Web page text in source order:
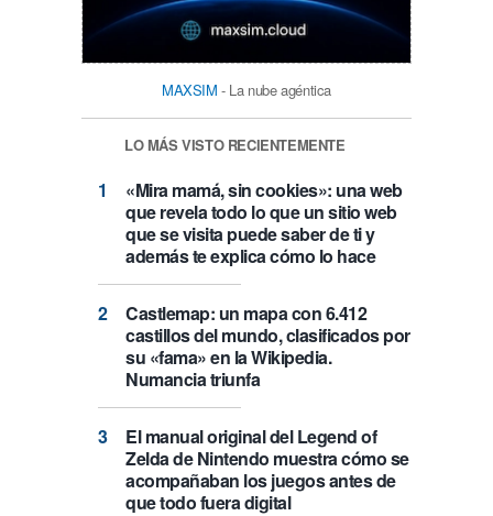
MAXSIM - La nube agéntica
LO MÁS VISTO RECIENTEMENTE
«Mira mamá, sin cookies»: una web
que revela todo lo que un sitio web
que se visita puede saber de ti y
además te explica cómo lo hace
Castlemap: un mapa con 6.412
castillos del mundo, clasificados por
su «fama» en la Wikipedia.
Numancia triunfa
El manual original del Legend of
Zelda de Nintendo muestra cómo se
acompañaban los juegos antes de
que todo fuera digital